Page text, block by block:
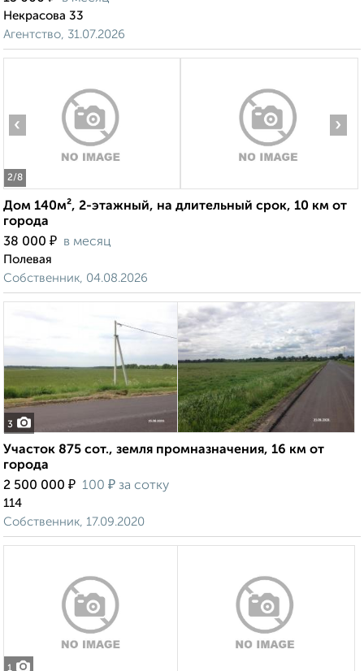
Некрасова 33
Агентство, 31.07.2026
2/8
‹ ›
Дом 140м², 2-этажный, на длительный срок, 10 км от
города
38 000 ₽ в месяц
Полевая
Собственник, 04.08.2026
3
Участок 875 сот., земля промназначения, 16 км от
города
2 500 000 ₽ 100 ₽ за сотку
114
Собственник, 17.09.2020
1